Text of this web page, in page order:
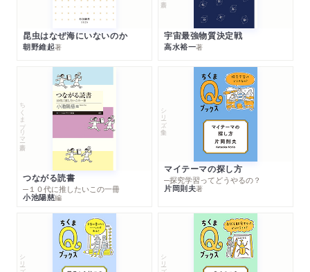
昆虫はなぜ海にいないのか
朝野維起著
宇宙最強物質決定戦
高水裕一著
ちくまプリマー新書
つながる読書
─１０代に推したいこの一冊
小池陽慈編
シリーズ・全集
マイテーマの探し方
─探究学習ってどうやるの？
片岡則夫著
シリーズ・全集 シリーズ・全集